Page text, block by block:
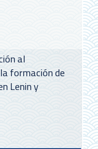
al
formación de
Lenin y